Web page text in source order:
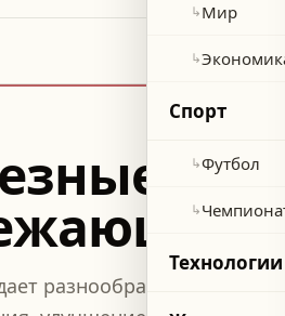
разнообразными
↳Мир
↳
Спорт
↳Футбол
↳
Технологии